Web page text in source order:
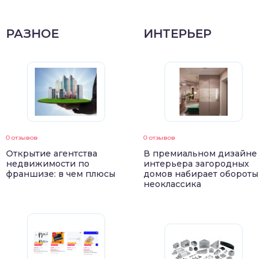
РАЗНОЕ
0 отзывов
Открытие агентства
недвижимости по
франшизе: в чем плюсы
ИНТЕРЬЕР
0 отзывов
В премиальном дизайне
интерьера загородных
домов набирает обороты
неоклассика